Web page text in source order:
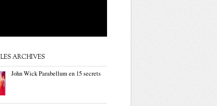
ARCHIVES
John Wick Parabellum en 15 secrets